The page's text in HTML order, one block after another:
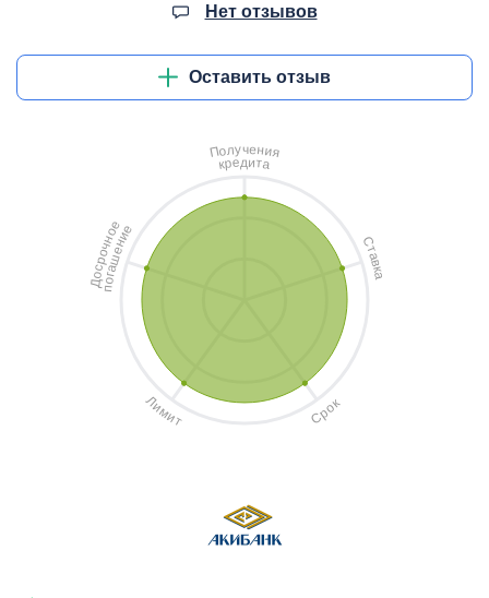
Нет отзывов
Оставить отзыв
Получения
кредита
С
т
а
в
к
а
Сро
к
Л
имит
Д
о
с
р
о
ч
н
о
е
п
о
г
а
ш
е
н
и
е